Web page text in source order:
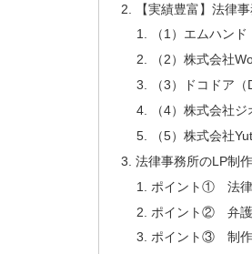
【実績豊富】法律
（1）エムハンド
（2）株式会社
（3）ドコドア（
（4）株式会社ジ
（5）株式会社
法律事務所のLP制
ポイント① 法律
ポイント② 弁護
ポイント③ 制作